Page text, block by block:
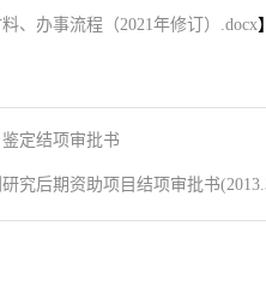
、办事流程（2021年修订）.docx
定结项审批书
究后期资助项目结项审批书